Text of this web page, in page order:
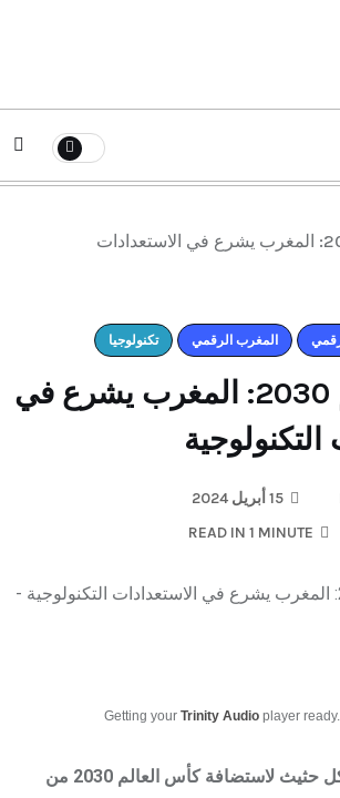
كأس العالم 2030: المغرب يشرع في الاستعدادات
المغرب الرقمي تكنولوجيا
كأس العالم 2030: المغرب يشرع في
التكنولوجية
Getting your Trinity Audio player
يستعد المغرب بشكل حثيث لاستضافة كأس العالم 2030 من